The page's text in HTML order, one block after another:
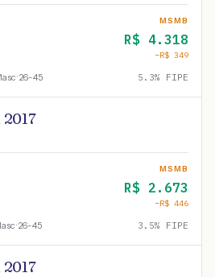
MSMB
R$ 4.318
−R$ 349
· 26-45 5.3% FIPE
MSMB
R$ 2.673
−R$ 446
· 26-45 3.5% FIPE